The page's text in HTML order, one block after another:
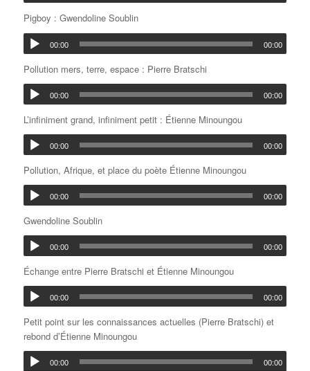
Pigboy : Gwendoline Soublin
00:00 00:00
Pollution mers, terre, espace : Pierre Bratschi
00:00 00:00
L’infiniment grand, infiniment petit : Étienne Minoungou
00:00 00:00
Pollution, Afrique, et place du poète Étienne Minoungou
00:00 00:00
Gwendoline Soublin
00:00 00:00
Échange entre Pierre Bratschi et Étienne Minoungou
00:00 00:00
Petit point sur les connaissances actuelles (Pierre Bratschi) et
rebond d’Étienne Minoungou
00:00 00:00